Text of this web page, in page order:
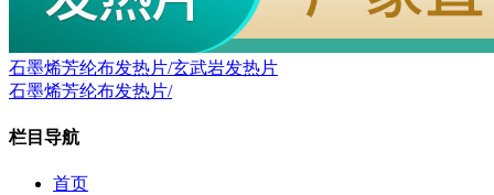
石墨烯芳纶布发热片/玄武岩发热片
石墨烯芳纶布发热片/
栏目导航
首页